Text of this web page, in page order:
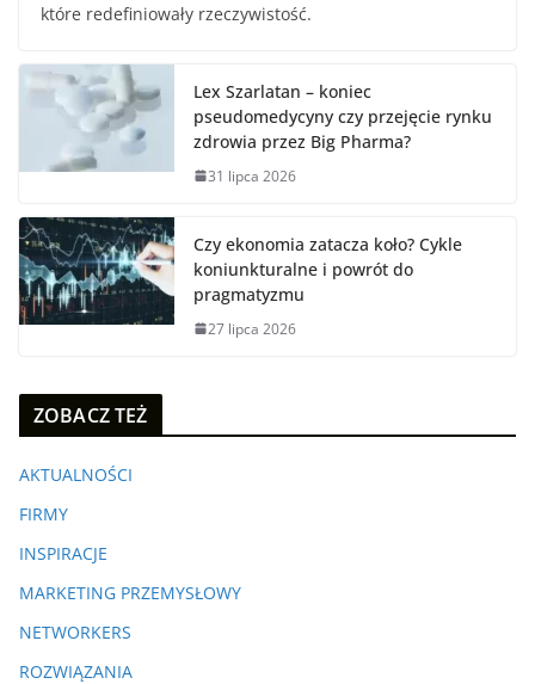
które redefiniowały rzeczywistość.
Lex Szarlatan – koniec
pseudomedycyny czy przejęcie rynku
zdrowia przez Big Pharma?
31 lipca 2026
Czy ekonomia zatacza koło? Cykle
koniunkturalne i powrót do
pragmatyzmu
27 lipca 2026
ZOBACZ TEŻ
AKTUALNOŚCI
FIRMY
INSPIRACJE
MARKETING PRZEMYSŁOWY
NETWORKERS
ROZWIĄZANIA